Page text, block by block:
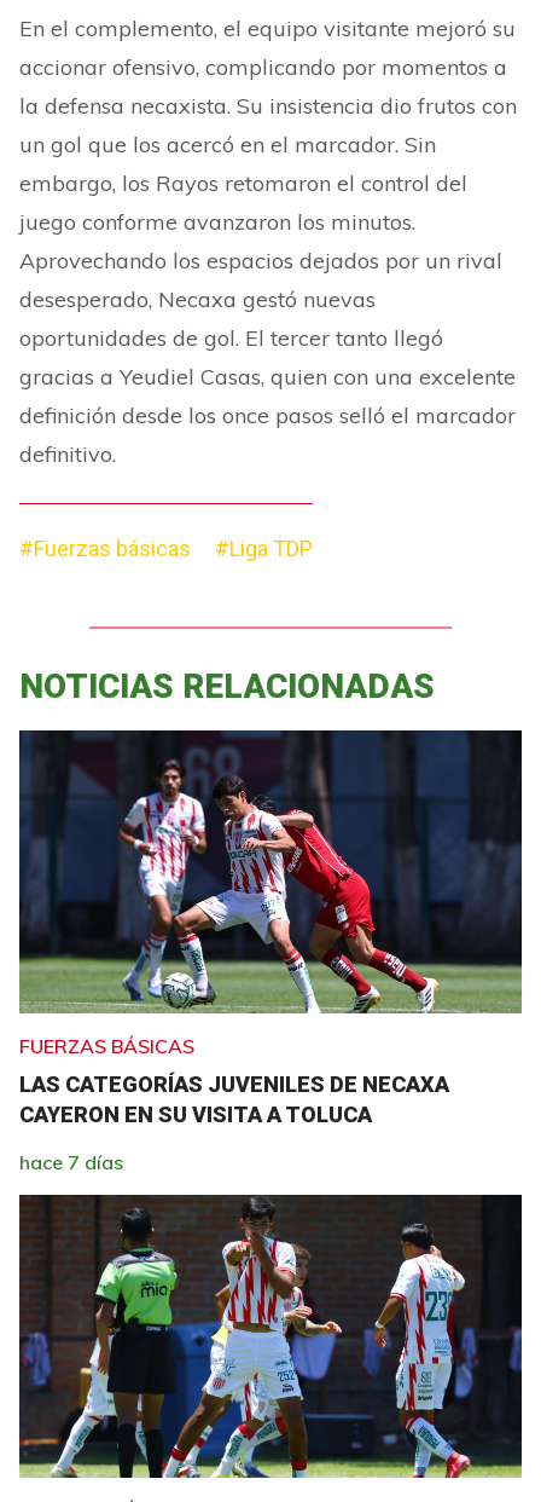
En el complemento, el equipo visitante mejoró su
accionar ofensivo, complicando por momentos a
la defensa necaxista. Su insistencia dio frutos con
un gol que los acercó en el marcador. Sin
embargo, los Rayos retomaron el control del
juego conforme avanzaron los minutos.
Aprovechando los espacios dejados por un rival
desesperado, Necaxa gestó nuevas
oportunidades de gol. El tercer tanto llegó
gracias a Yeudiel Casas, quien con una excelente
definición desde los once pasos selló el marcador
definitivo.
#Fuerzas básicas #Liga TDP
NOTICIAS RELACIONADAS
FUERZAS BÁSICAS
LAS CATEGORÍAS JUVENILES DE NECAXA
CAYERON EN SU VISITA A TOLUCA
hace 7 días